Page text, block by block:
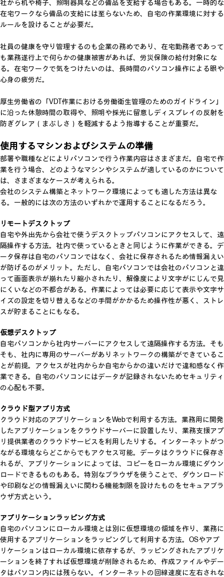
社から机や椅子、照明器具などの備品を支給する場合もある。一時的な
在宅ワークなら備品の支給には至らないため、自宅の作業環境に対する
ルールを設けることが必要だ。
社員の健康を守り管理するのも企業の務めであり、在宅勤務者であって
も業務遂行上で何らかの健康被害があれば、労災保険の給付対象にな
る。在宅ワークで気をつけたいのは、長時間のパソコン操作による眼や
心身の疲労だ。
厚生労働省の「VDT作業における労働衛生管理のためのガイドライン」
に沿った休憩時間の取得や、照明や採光に留意しディスプレイの反射を
防ぎグレア（まぶしさ）を軽減するよう指導することが重要だ。
使用するマシンおよびシステムの準備
部署や職種などによりパソコンで行う作業内容はさまざまだ。自宅で作
業を行う場合、どのようなマシンやシステムが適しているのかについて
は、さまざまなケースが考えられる。
会社のシステム構築とネットワーク環境によっても適した方法は異な
る。一般的には次の方法のいずれかで運用することになるだろう。
リモートデスクトップ
自宅や外出先から会社で使うデスクトップパソコンにアクセスして、遠
隔操作する方法。社内で使っているときと同じように作業ができる。デ
ータ保存は自宅のパソコンではなく、会社に保存されるため情報漏えい
が防げるのがメリット。ただし、自宅パソコンでは会社のパソコンと違
って画面表示が崩れたり縮小されたり、解像度により文字がにじんで見
にくいなどの不都合がある。作業によっては必要に応じて表示や文字サ
イズの設定を切り替えるなどの手間がかかるため操作性が悪く、ストレ
スが貯まることにもなる。
仮想デスクトップ
自宅パソコンから社内サーバーにアクセスして遠隔操作する方法。そも
そも、社内に専用のサーバーがありネットワークの構築ができているこ
とが前提。アクセスが社内からか自宅からかの違いだけで違和感なく作
業できる。自宅のパソコンにはデータが記録されないためセキュリティ
の心配も不要。
クラウド型アプリ方式
クラウド対応のアプリケーションをWebで利用する方法。業務用に開発
したアプリケーションをクラウドサーバーに設置したり、業務支援アプ
リ提供業者のクラウドサービスを利用したりする。インターネットがつ
ながる環境ならどこからでもアクセス可能。データはクラウドに保存さ
れるが、アプリケーションによっては、コピーをローカル環境にダウン
ロードできるものもある。特別なブラウザを使うことで、ダウンロード
や印刷などの情報漏えいに関わる機能制限を設けたものをセキュアブラ
ウザ方式という。
アプリケーションラッピング方式
自宅のパソコンにローカル環境とは別に仮想環境の領域を作り、業務に
使用するアプリケーションをラッピングして利用する方法。OSやアプ
リケーションはローカル環境に依存するが、ラッピングされたアプリケ
ーションを終了すれば仮想環境が削除されるため、作成ファイルやデー
タはパソコン内には残らない。インターネットの回線速度に左右されな